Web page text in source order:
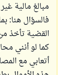
مبالغ مالية
فالسؤال هنا:
القضية تأخذ
كما لو أنني
أتعابي مع